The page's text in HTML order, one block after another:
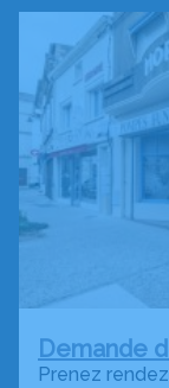
Demande
Prenez